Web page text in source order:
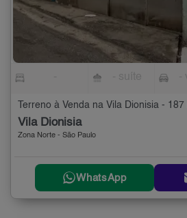
Terreno à Venda na Vila Dionisia - 187
Vila Dionisia
Zona Norte - São Paulo
WhatsApp